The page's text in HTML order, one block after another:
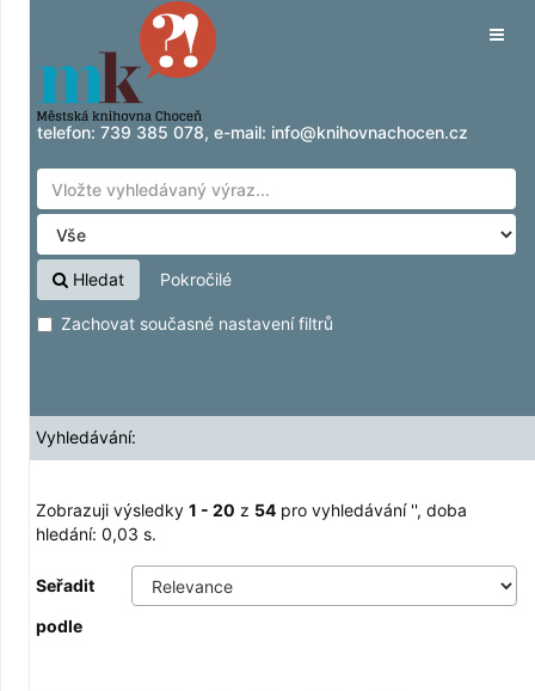
Zobrazuji výsledky1 - 20
Přeskočit na obsah
telefon: 739 385 078, e-mail: info@knihovnachocen.cz
Hledat Pokročilé
Zachovat současné nastavení filtrů
Vyhledávání:
Zobrazuji výsledky 1 - 20 z 54 pro vyhledávání '', doba
hledání: 0,03 s.
Seřadit
podle